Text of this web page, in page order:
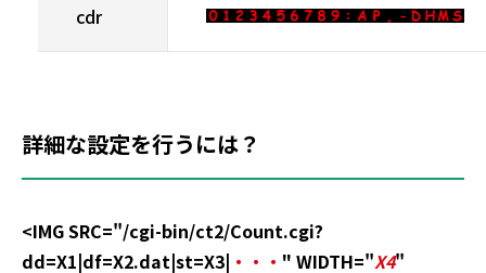
cdr
詳細な設定を行うには？
<IMG SRC="/cgi-bin/ct2/Count.cgi?
dd=X1|df=X2.dat|st=X3| ・・・ " WIDTH="X4"